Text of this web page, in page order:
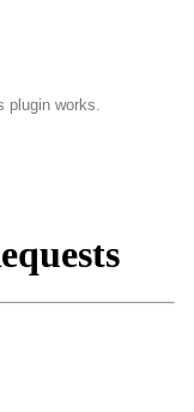
plugin works.